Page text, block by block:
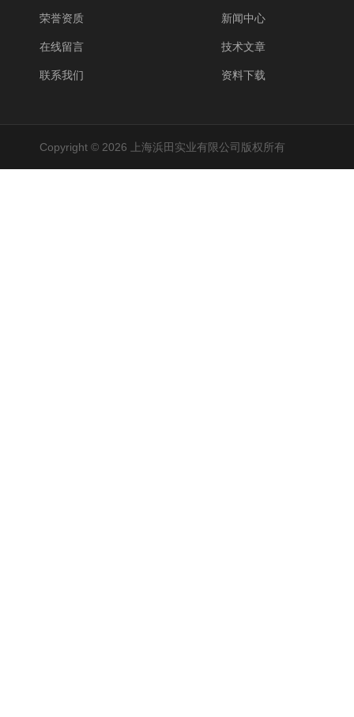
荣誉资质
在线留言
联系我们
新闻中心
技术文章
资料下载
Copyright © 2026 上海浜田实业有限公司版权所有